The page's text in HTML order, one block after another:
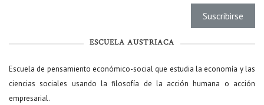
ESCUELA AUSTRIACA
Escuela de pensamiento económico-social que estudia la economía y las
ciencias sociales usando la filosofía de la acción humana o acción
empresarial.